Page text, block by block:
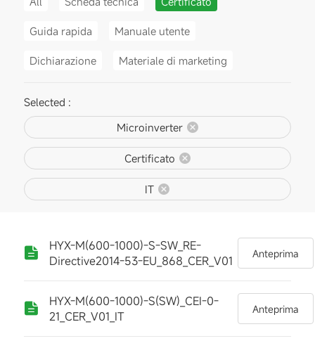
Guida rapida Manuale utente
Dichiarazione Materiale di marketing
Selected :
Microinverter
Certificato
IT
HYX-M(600-1000)-S-SW_RE-
Directive2014-53-EU_868_CER_V01
Anteprima
HYX-M(600-1000)-S(SW)_CEI-0-
21_CER_V01_IT
Anteprima